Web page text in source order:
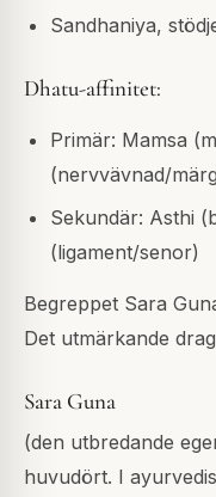
Sandhaniya,
Dhatu-affinitet:
Primär: Mamsa
(nervvävnad/
Sekundär: Asthi
(ligament/senor)
Begreppet Sara
Det utmärkande
Sara Guna
(den utbredande
huvudört. I